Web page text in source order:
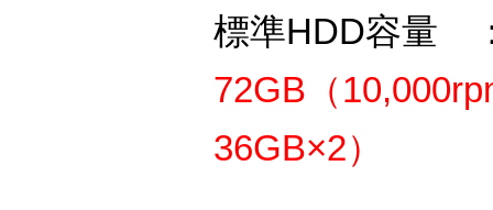
標準HDD容
72GB（
36GB×2）